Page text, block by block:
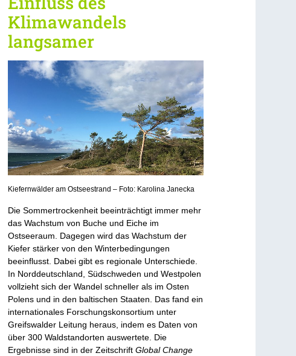
Klimawandels
langsamer
Kiefernwälder am Ostseestrand – Foto: Karolina Janecka
Die Sommertrockenheit beeinträchtigt immer mehr
das Wachstum von Buche und Eiche im
Ostseeraum. Dagegen wird das Wachstum der
Kiefer stärker von den Winterbedingungen
beeinflusst. Dabei gibt es regionale Unterschiede.
In Norddeutschland, Südschweden und Westpolen
vollzieht sich der Wandel schneller als im Osten
Polens und in den baltischen Staaten. Das fand ein
internationales Forschungskonsortium unter
Greifswalder Leitung heraus, indem es Daten von
über 300 Waldstandorten auswertete. Die
Ergebnisse sind in der Zeitschrift Global Change